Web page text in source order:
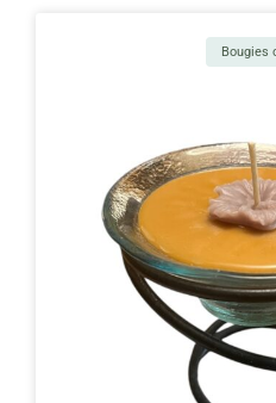
Bougies